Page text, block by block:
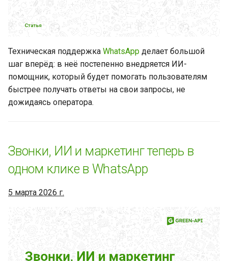
Контролируйте другой
аккаунт в WhatsApp
официально
Новые правила
безопасности WhatsApp в
Индии
Больше никто не узнает,
Получите полный контроль
над уведомлениями о
звонках
для бизнес-коммуникаций
Теперь не нужно объяснять
новому участнику группы,
Техническая поддержка WhatsApp делает большой
шаг вперёд: в неё постепенно внедряется ИИ-
помощник, который будет помогать пользователям
быстрее получать ответы на свои запросы, не
дожидаясь оператора.
Звонки, ИИ и маркетинг теперь в
одном клике в WhatsApp
5 марта 2026 г.